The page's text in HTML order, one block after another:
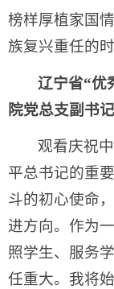
榜样厚植家国
族复兴重任的
辽宁省“优
院党总支副书
观看庆祝
平总书记的重
斗的初心使命
进方向。作为
照学生、服务
任重大。我将